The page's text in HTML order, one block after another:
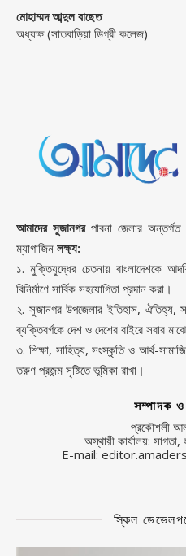
মোহাম্মদ আব্দুল বাছেত
অধ্যক্ষ (সাতবাড়িয়া ডিগ্রী কলেজ)
আমাদের সুজানগরপাবনা জেলার
ম্যাগাজিন লক্ষ্য:
১. মুক্তিযুদ্ধের চেতনায় বাংলাদেশকে
বিনির্মাণে সার্বিক সহযোগিতা প্রদান করা।
২. সুজানগর উপজেলার ইতিহাস, ঐতিহ্য,
ব্যক্তিবর্গকে দেশ ও দেশের বাইরে সবার
৩. শিক্ষা, সাহিত্য, সংস্কৃতি ও আর্থ-
তরুণ প্রজন্ম সৃষ্টিতে ভূমিকা রাখা।
সম্পাদক
প্রকৌশলী
অস্থায়ী কার্যালয়: সাগতা,
E-mail:
স্কিল